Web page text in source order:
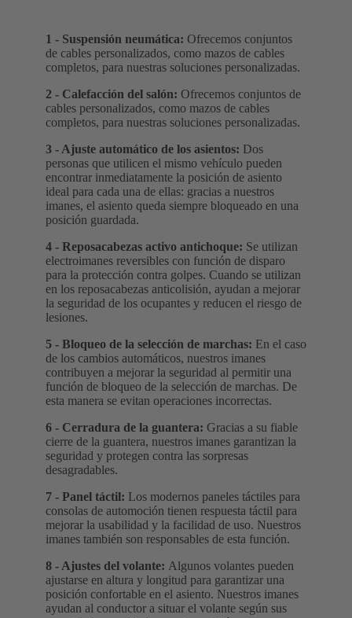
1 - Suspensión neumática: Ofrecemos conjuntos
de cables personalizados, como mazos de cables
completos, para nuestras soluciones personalizadas.
2 - Calefacción del salón: Ofrecemos conjuntos de
cables personalizados, como mazos de cables
completos, para nuestras soluciones personalizadas.
3 - Ajuste automático de los asientos: Dos
personas que utilicen el mismo vehículo pueden
encontrar inmediatamente la posición de asiento
ideal para cada una de ellas: gracias a nuestros
imanes, el asiento queda siempre bloqueado en una
posición guardada.
4 - Reposacabezas activo antichoque: Se utilizan
electroimanes reversibles con función de disparo
para la protección contra golpes. Cuando se utilizan
en los reposacabezas anticolisión, ayudan a mejorar
la seguridad de los ocupantes y reducen el riesgo de
lesiones.
5 - Bloqueo de la selección de marchas: En el caso
de los cambios automáticos, nuestros imanes
contribuyen a mejorar la seguridad al permitir una
función de bloqueo de la selección de marchas. De
esta manera se evitan operaciones incorrectas.
6 - Cerradura de la guantera: Gracias a su fiable
cierre de la guantera, nuestros imanes garantizan la
seguridad y protegen contra las sorpresas
desagradables.
7 - Panel táctil: Los modernos paneles táctiles para
consolas de automoción tienen respuesta táctil para
mejorar la usabilidad y la facilidad de uso. Nuestros
imanes también son responsables de esta función.
8 - Ajustes del volante: Algunos volantes pueden
ajustarse en altura y longitud para garantizar una
posición confortable en el asiento. Nuestros imanes
ayudan al conductor a situar el volante según sus